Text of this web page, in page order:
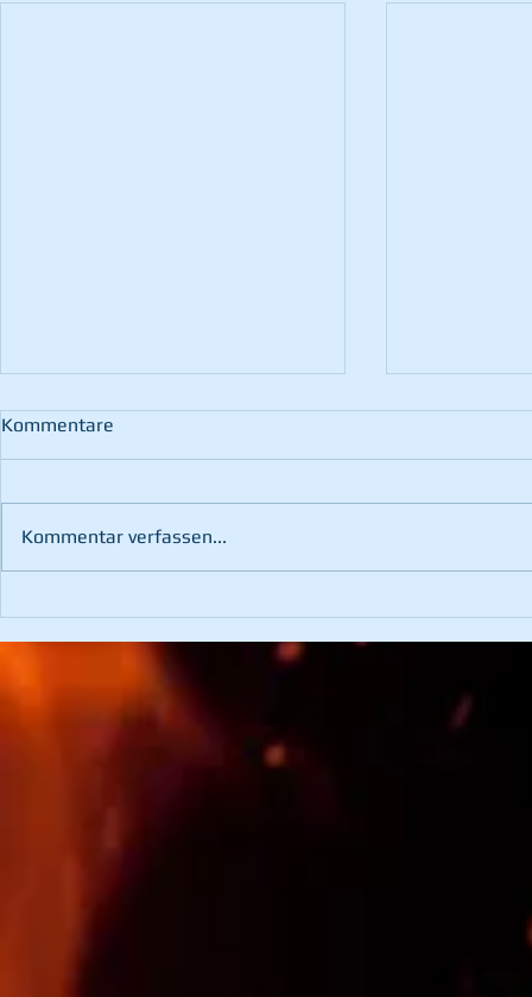
102.
Kommentare
Kommentar verfassen...